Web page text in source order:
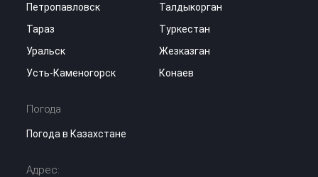
Петропавловск
Талдыкорган
Тараз
Туркестан
Уральск
Жезказган
Усть-Каменогорск
Конаев
Погода
Погода в Казахстане
Адрес: